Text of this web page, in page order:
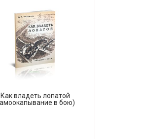
Как владеть лопатой
в бою)